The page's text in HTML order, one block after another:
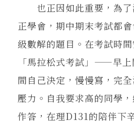
也正因如此重要，為了
正學會，期中期末考試都
級數解的題目。在考試時
「馬拉松式考試」——早
間自己決定，慢慢寫，完
壓力。自我要求高的同學
作答，在理D131的陪伴下